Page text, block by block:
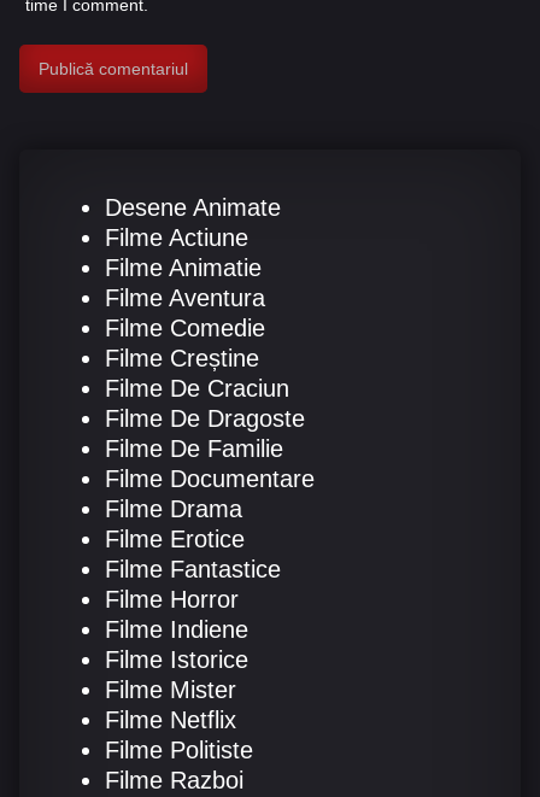
time I comment.
Desene Animate
Filme Actiune
Filme Animatie
Filme Aventura
Filme Comedie
Filme Creștine
Filme De Craciun
Filme De Dragoste
Filme De Familie
Filme Documentare
Filme Drama
Filme Erotice
Filme Fantastice
Filme Horror
Filme Indiene
Filme Istorice
Filme Mister
Filme Netflix
Filme Politiste
Filme Razboi